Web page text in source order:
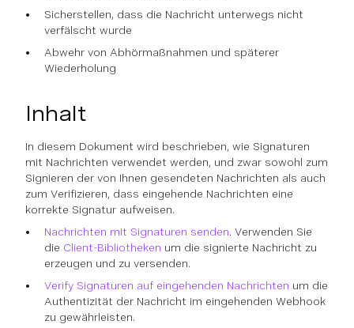
Sicherstellen, dass die Nachricht unterwegs nicht
verfälscht wurde
Abwehr von Abhörmaßnahmen und späterer
Wiederholung
Inhalt
In diesem Dokument wird beschrieben, wie Signaturen
mit Nachrichten verwendet werden, und zwar sowohl zum
Signieren der von Ihnen gesendeten Nachrichten als auch
zum Verifizieren, dass eingehende Nachrichten eine
korrekte Signatur aufweisen.
Nachrichten mit Signaturen senden. Verwenden Sie
die Client-Bibliotheken um die signierte Nachricht zu
erzeugen und zu versenden.
Verify Signaturen auf eingehenden Nachrichten um die
Authentizität der Nachricht im eingehenden Webhook
zu gewährleisten.